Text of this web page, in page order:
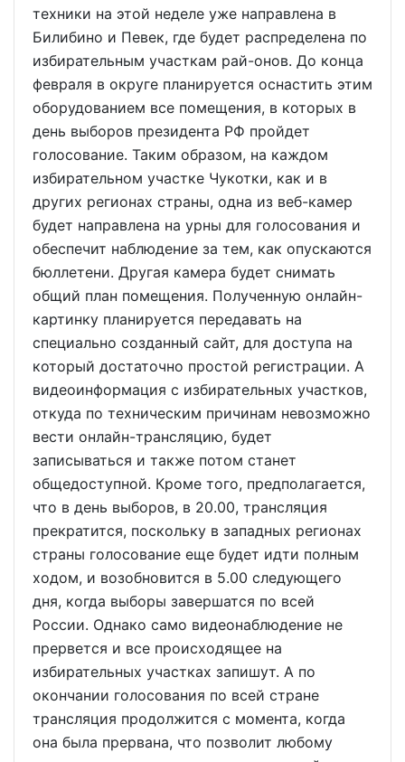
техники на этой неделе уже направлена в
Билибино и Певек, где будет распределена по
избирательным участкам рай-онов. До конца
февраля в округе планируется оснастить этим
оборудованием все помещения, в которых в
день выборов президента РФ пройдет
голосование. Таким образом, на каждом
избирательном участке Чукотки, как и в
других регионах страны, одна из веб-камер
будет направлена на урны для голосования и
обеспечит наблюдение за тем, как опускаются
бюллетени. Другая камера будет снимать
общий план помещения. Полученную онлайн-
картинку планируется передавать на
специально созданный сайт, для доступа на
который достаточно простой регистрации. А
видеоинформация с избирательных участков,
откуда по техническим причинам невозможно
вести онлайн-трансляцию, будет
записываться и также потом станет
общедоступной. Кроме того, предполагается,
что в день выборов, в 20.00, трансляция
прекратится, поскольку в западных регионах
страны голосование еще будет идти полным
ходом, и возобновится в 5.00 следующего
дня, когда выборы завершатся по всей
России. Однако само видеонаблюдение не
прервется и все происходящее на
избирательных участках запишут. А по
окончании голосования по всей стране
трансляция продолжится с момента, когда
она была прервана, что позволит любому